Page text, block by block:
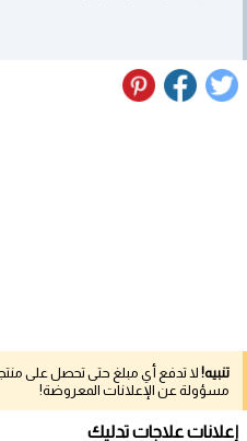
تنبيه! لا تدفع أي مبلغ حتى تحصل على
مسؤولة عن الإعلانات المعروضة!
إعلانات علاجات تدليك